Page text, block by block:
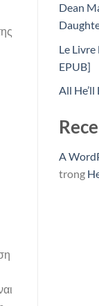
Dean
Le Livre
EPUB]
All He’ll
A
trong